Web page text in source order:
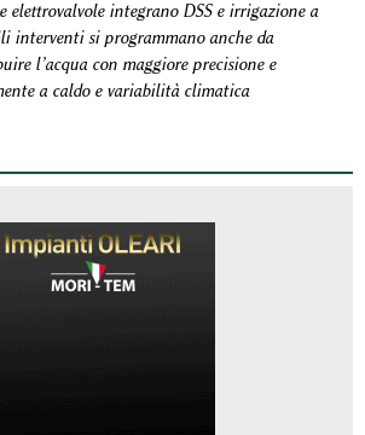
elettrovalvole integrano DSS e irrigazione a
interventi si programmano anche da
l’acqua con maggiore precisione e
a caldo e variabilità climatica